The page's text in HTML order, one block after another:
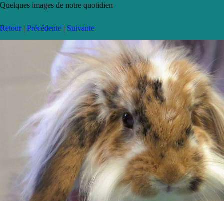
Quelques images de notre quotidien
Retour| Précédente | Suivante